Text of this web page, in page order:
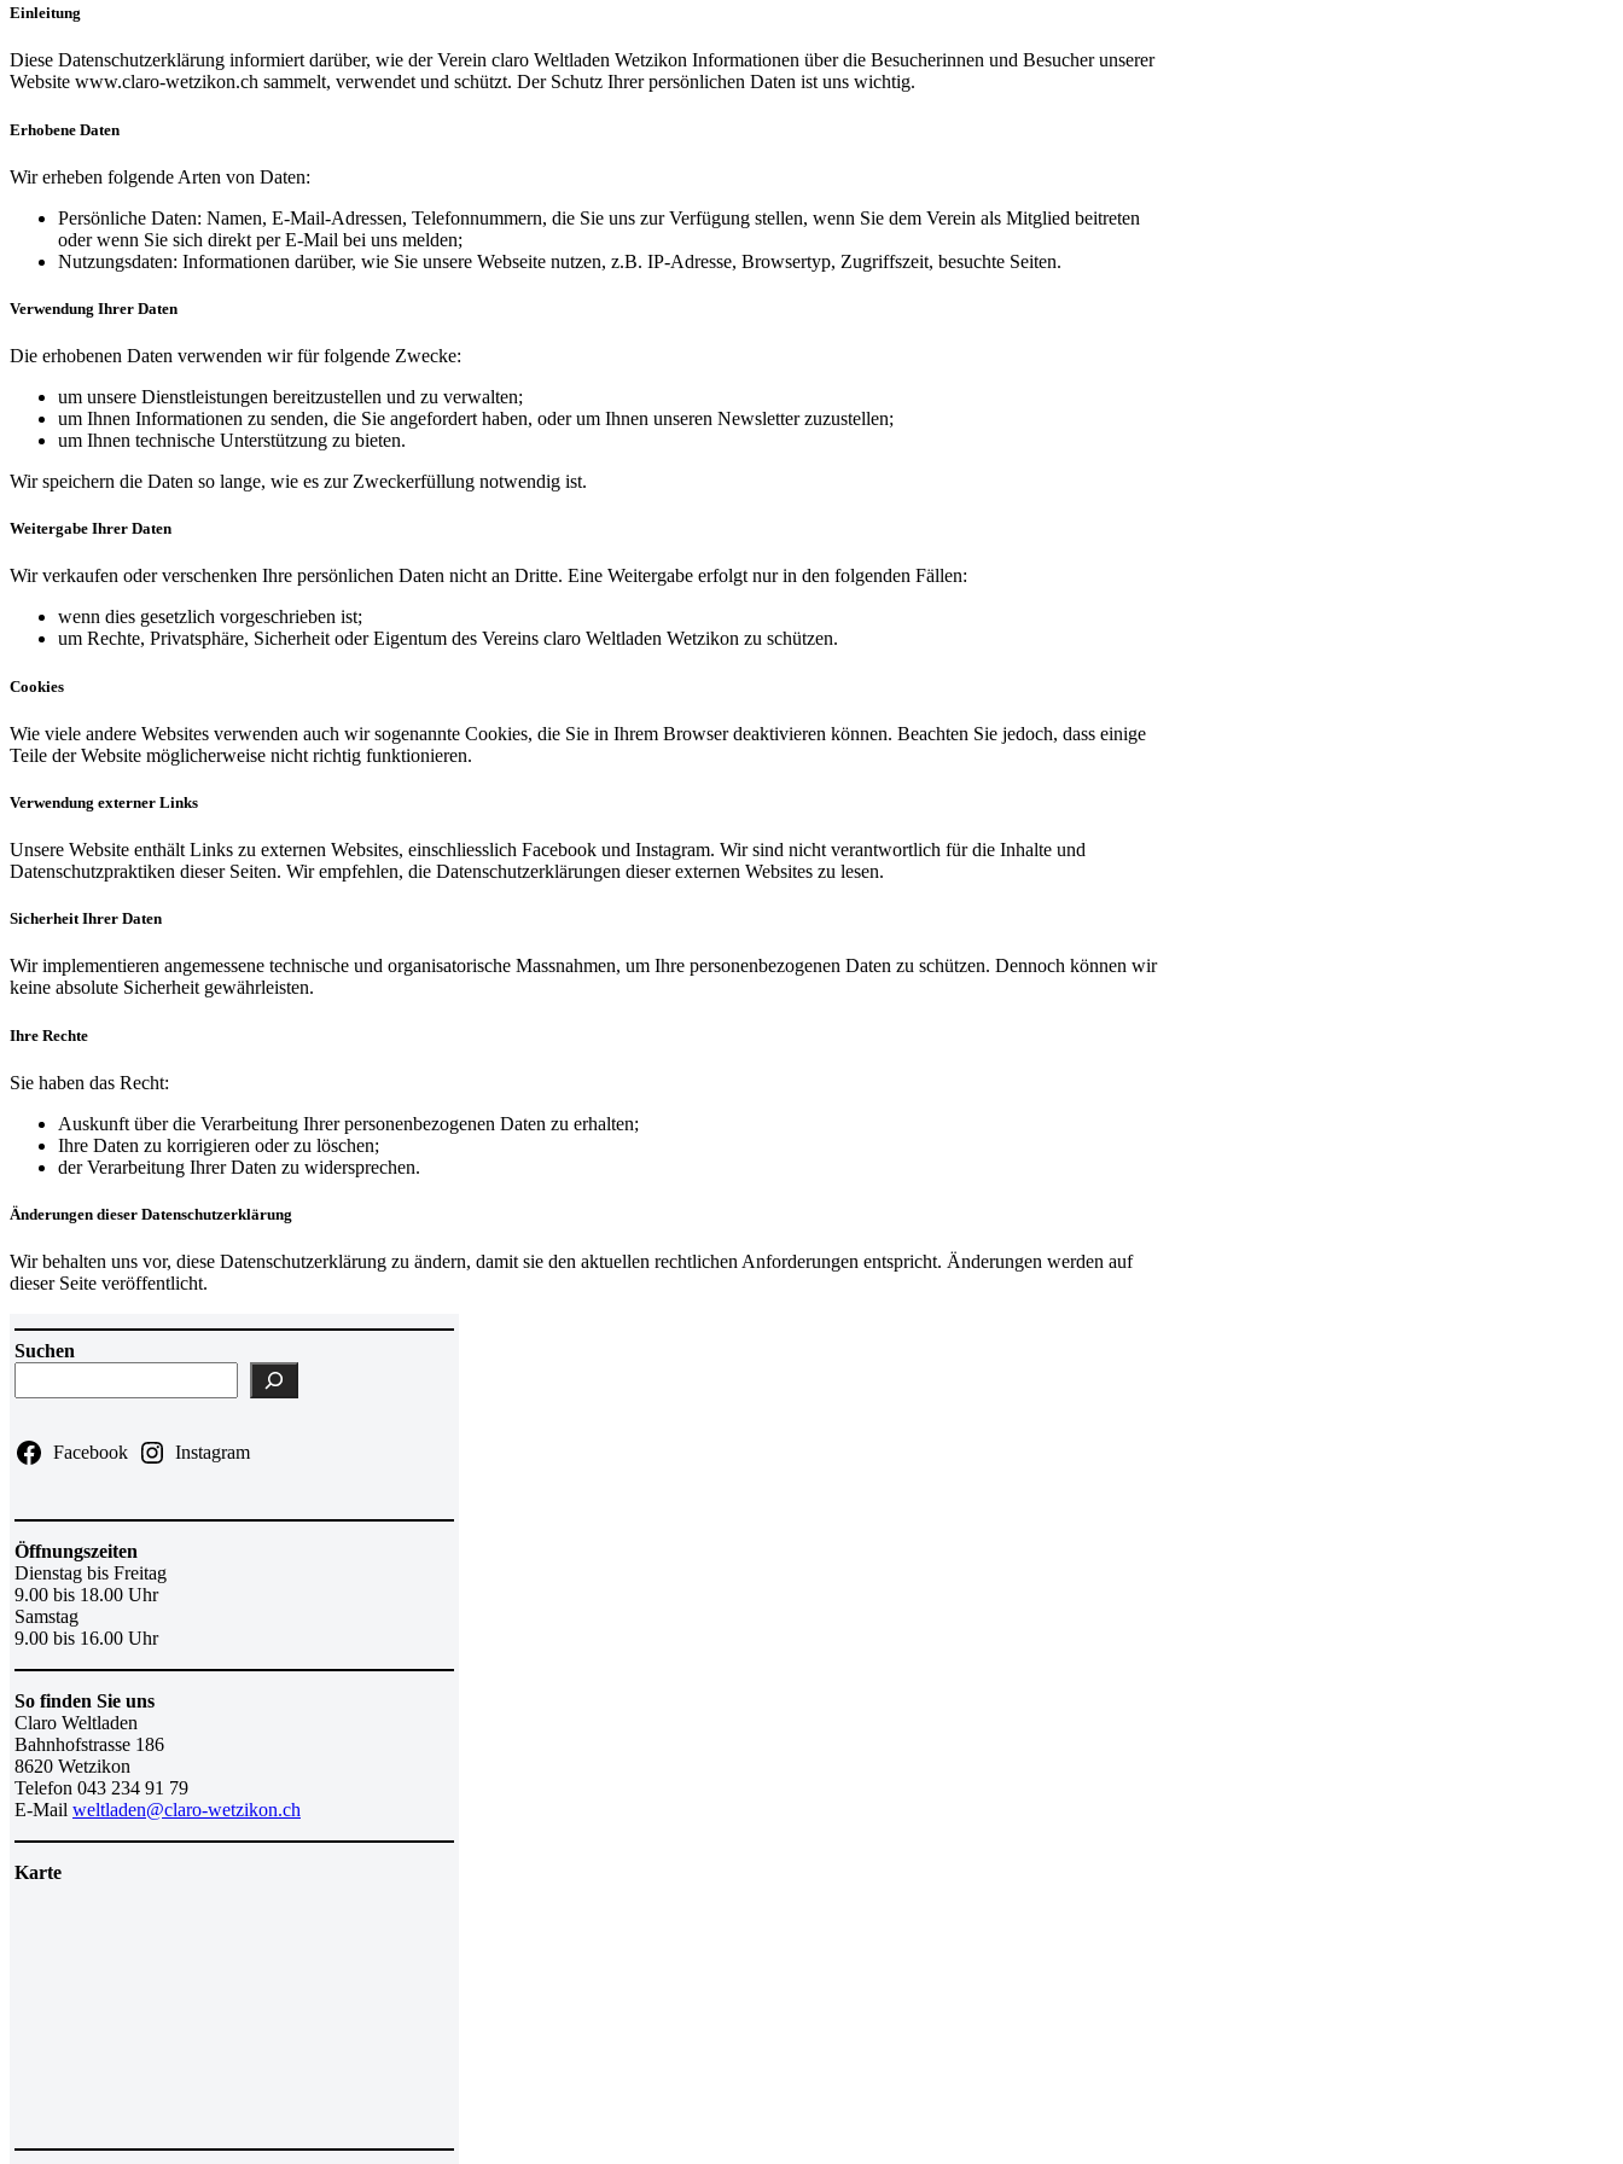
Einleitung
Diese Datenschutzerklärung informiert darüber, wie der Verein claro Weltladen Wetzikon Informationen über die Besucherinnen und Besucher unserer
Website www.claro-wetzikon.ch sammelt, verwendet und schützt. Der Schutz Ihrer persönlichen Daten ist uns wichtig.
Erhobene Daten
Wir erheben folgende Arten von Daten:
Persönliche Daten: Namen, E-Mail-Adressen, Telefonnummern, die Sie uns zur Verfügung stellen, wenn Sie dem Verein als Mitglied beitreten
oder wenn Sie sich direkt per E-Mail bei uns melden;
Nutzungsdaten: Informationen darüber, wie Sie unsere Webseite nutzen, z.B. IP-Adresse, Browsertyp, Zugriffszeit, besuchte Seiten.
Verwendung Ihrer Daten
Die erhobenen Daten verwenden wir für folgende Zwecke:
um unsere Dienstleistungen bereitzustellen und zu verwalten;
um Ihnen Informationen zu senden, die Sie angefordert haben, oder um Ihnen unseren Newsletter zuzustellen;
um Ihnen technische Unterstützung zu bieten.
Wir speichern die Daten so lange, wie es zur Zweckerfüllung notwendig ist.
Weitergabe Ihrer Daten
Wir verkaufen oder verschenken Ihre persönlichen Daten nicht an Dritte. Eine Weitergabe erfolgt nur in den folgenden Fällen:
wenn dies gesetzlich vorgeschrieben ist;
um Rechte, Privatsphäre, Sicherheit oder Eigentum des Vereins claro Weltladen Wetzikon zu schützen.
Cookies
Wie viele andere Websites verwenden auch wir sogenannte Cookies, die Sie in Ihrem Browser deaktivieren können. Beachten Sie jedoch, dass einige
Teile der Website möglicherweise nicht richtig funktionieren.
Verwendung externer Links
Unsere Website enthält Links zu externen Websites, einschliesslich Facebook und Instagram. Wir sind nicht verantwortlich für die Inhalte und
Datenschutzpraktiken dieser Seiten. Wir empfehlen, die Datenschutzerklärungen dieser externen Websites zu lesen.
Sicherheit Ihrer Daten
Wir implementieren angemessene technische und organisatorische Massnahmen, um Ihre personenbezogenen Daten zu schützen. Dennoch können wir
keine absolute Sicherheit gewährleisten.
Ihre Rechte
Sie haben das Recht:
Auskunft über die Verarbeitung Ihrer personenbezogenen Daten zu erhalten;
Ihre Daten zu korrigieren oder zu löschen;
der Verarbeitung Ihrer Daten zu widersprechen.
Änderungen dieser Datenschutzerklärung
Wir behalten uns vor, diese Datenschutzerklärung zu ändern, damit sie den aktuellen rechtlichen Anforderungen entspricht. Änderungen werden auf
dieser Seite veröffentlicht.
Suchen
Facebook Instagram
Öffnungszeiten
Dienstag bis Freitag
9.00 bis 18.00 Uhr
Samstag
9.00 bis 16.00 Uhr
So finden Sie uns
Claro Weltladen
Bahnhofstrasse 186
8620 Wetzikon
Telefon 043 234 91 79
E-Mail weltladen@claro-wetzikon.ch
Karte